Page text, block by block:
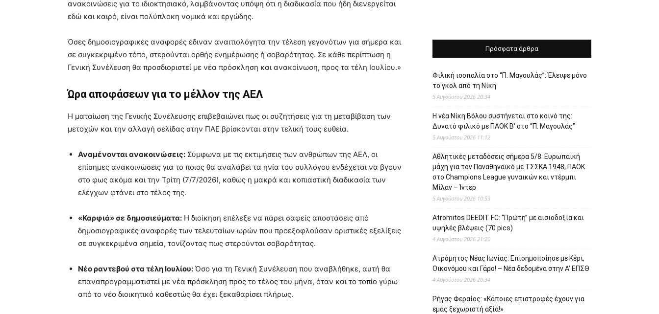
ανακοινώσεις για το ιδιοκτησιακό, λαμβάνοντας υπόψη ότι η διαδικασία που ήδη διενεργείται
εδώ και καιρό, είναι πολύπλοκη νομικά και εργώδης.
Όσες δημοσιογραφικές αναφορές έδιναν αναιτιολόγητα την τέλεση γεγονότων για σήμερα και
σε συγκεκριμένο τόπο, στερούνται ορθής ενημέρωσης ή σοβαρότητας. Σε κάθε περίπτωση η
Γενική Συνέλευση θα προσδιοριστεί με νέα πρόσκληση και ανακοίνωση, προς τα τέλη Ιουλίου.»
Ώρα αποφάσεων για το μέλλον της ΑΕΛ
Η ματαίωση της Γενικής Συνέλευσης επιβεβαιώνει πως οι συζητήσεις για τη μεταβίβαση των
μετοχών και την αλλαγή σελίδας στην ΠΑΕ βρίσκονται στην τελική τους ευθεία.
Αναμένονται ανακοινώσεις: Σύμφωνα με τις εκτιμήσεις των ανθρώπων της ΑΕΛ, οι
επίσημες ανακοινώσεις για το ποιος θα αναλάβει τα ηνία του συλλόγου ενδέχεται να βγουν
στο φως ακόμα και την Τρίτη (7/7/2026), καθώς η μακρά και κοπιαστική διαδικασία των
ελέγχων φτάνει στο τέλος της.
«Καρφιά» σε δημοσιεύματα: Η διοίκηση επέλεξε να πάρει σαφείς αποστάσεις από
δημοσιογραφικές αναφορές των τελευταίων ωρών που προεξοφλούσαν οριστικές εξελίξεις
σε συγκεκριμένα σημεία, τονίζοντας πως στερούνται σοβαρότητας.
Νέο ραντεβού στα τέλη Ιουλίου: Όσο για τη Γενική Συνέλευση που αναβλήθηκε, αυτή θα
επαναπρογραμματιστεί με νέα πρόσκληση προς το τέλος του μήνα, όταν και το τοπίο γύρω
από το νέο διοικητικό καθεστώς θα έχει ξεκαθαρίσει πλήρως.
Πρόσφατα άρθρα
Φιλική ισοπαλία στο “Π. Μαγουλάς”: Έλειψε μόνο
το γκολ από τη Νίκη
5 Αυγούστου 2026 20:34
Η νέα Νίκη Βόλου συστήνεται στο κοινό της:
Δυνατό φιλικό με ΠΑΟΚ Β’ στο “Π. Μαγουλάς”
5 Αυγούστου 2026 11:12
Αθλητικές μεταδόσεις σήμερα 5/8: Ευρωπαϊκή
μάχη για τον Παναθηναϊκό με ΤΣΣΚΑ 1948, ΠΑΟΚ
στο Champions League γυναικών και ντέρμπι
Μίλαν – Ίντερ
5 Αυγούστου 2026 10:53
Atromitos DEEDIT FC: “Πρώτη” με αισιοδοξία και
υψηλές βλέψεις (70 pics)
4 Αυγούστου 2026 21:20
Ατρόμητος Νέας Ιωνίας: Επισημοποίησε με Κέρι,
Οικονόμου και Γάρο! – Νέα δεδομένα στην Α’ ΕΠΣΘ
4 Αυγούστου 2026 20:34
Ρήγας Φεραίος: «Κάποιες επιστροφές έχουν για
εμάς ξεχωριστή αξία!»